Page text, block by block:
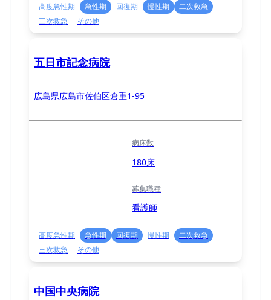
高度急性期 急性期 回復期 慢性期
二次救急
三次救急
その他
五日市記念病院
広島県広島市佐伯区倉重1-95
病床数
180床
募集職種
看護師
高度急性期 急性期 回復期 慢性期
二次救急
三次救急
その他
中国中央病院